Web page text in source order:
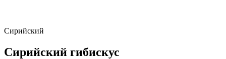
Сирийский
Сирийский гибискус